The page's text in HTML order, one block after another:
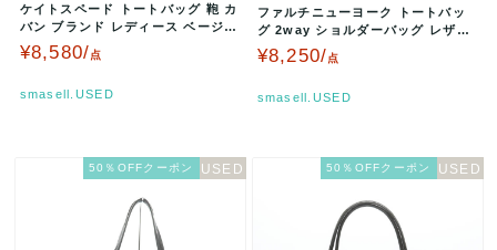
ケイトスペード トートバッグ 鞄 カ
バン ブランド レディース ベージュ
Kate Spade 【中…
¥8,580/点
smasell.USED
ファルチニューヨーク トートバッ
グ 2way ショルダーバッグ レザー
ミニボストン 鞄 ブランド …
¥8,250/点
smasell.USED
50％OFFクーポン 50％OFFクーポン